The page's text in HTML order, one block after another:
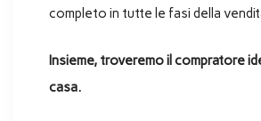
completo in tutte le fasi della
Insieme, troveremo il compratore
casa.